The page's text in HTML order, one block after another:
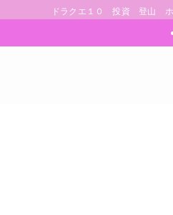
ドラクエ１０ 投資 登山 ホ